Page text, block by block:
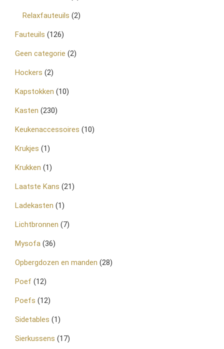
Relaxfauteuils (2)
Fauteuils (126)
Geen categorie (2)
Hockers (2)
Kapstokken (10)
Kasten (230)
Keukenaccessoires (10)
Krukjes (1)
Krukken (1)
Laatste Kans (21)
Ladekasten (1)
Lichtbronnen (7)
Mysofa (36)
Opbergdozen en manden (28)
Poef (12)
Poefs (12)
Sidetables (1)
Sierkussens (17)